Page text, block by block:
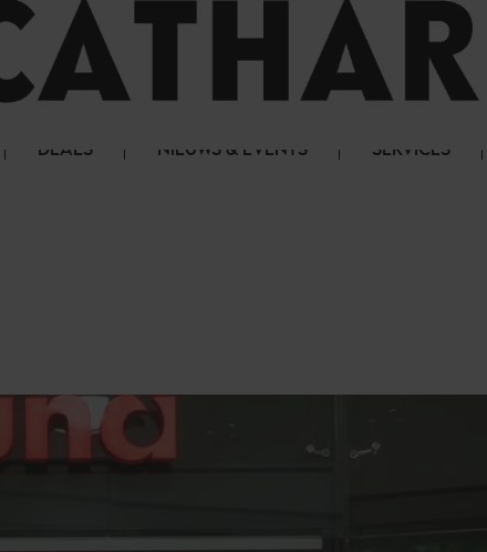
DEALS NIEUWS & EVENTS SERVICES